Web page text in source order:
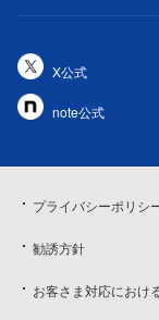
X公式
note公式
プライバシーポリシ
勧誘方針
お客さま対応におけ